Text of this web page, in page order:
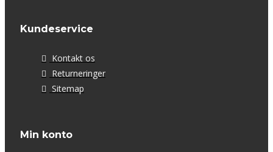
Kundeservice
Kontakt os
Returneringer
Sitemap
Min konto